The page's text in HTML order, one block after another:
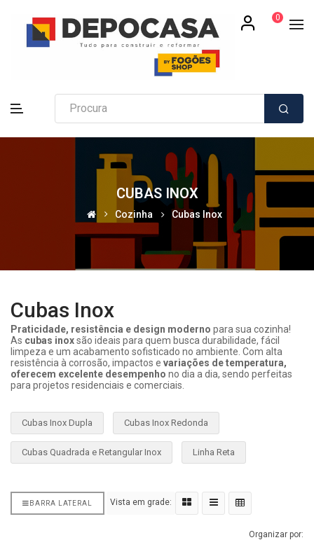
0
CUBAS INOX
Cozinha Cubas Inox
Cubas Inox
Praticidade, resistência e design moderno para sua cozinha!
As cubas inoxsão ideais para quem busca durabilidade, fácil
limpeza e um acabamento sofisticado no ambiente. Com alta
resistência à corrosão, impactos e variações de temperatura,
oferecem excelente desempenho no dia a dia, sendo perfeitas
para projetos residenciais e comerciais.
Cubas Inox Dupla Cubas Inox Redonda
Cubas Quadrada e Retangular Inox Linha Reta
BARRA LATERAL Vista em grade:
Organizar por: